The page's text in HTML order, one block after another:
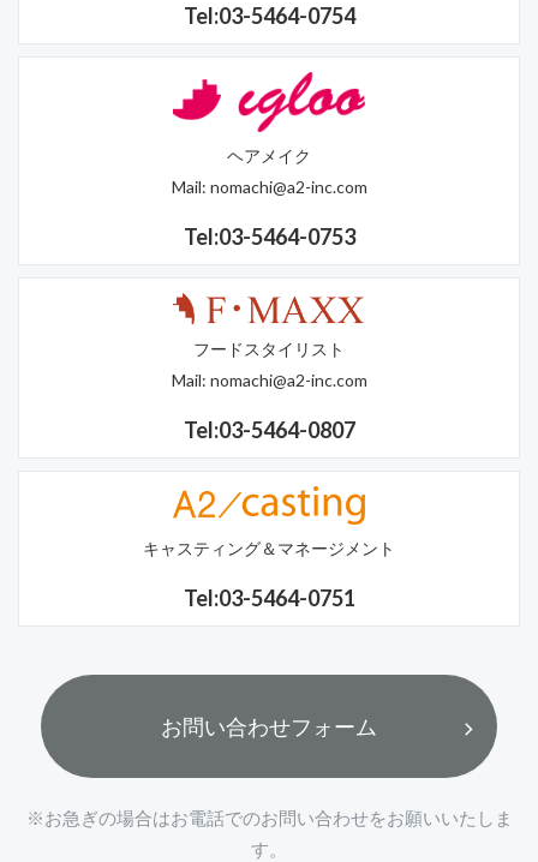
Tel:03-5464-0754
ヘアメイク
Mail: nomachi@a2-inc.com
Tel:03-5464-0753
フードスタイリスト
Mail: nomachi@a2-inc.com
Tel:03-5464-0807
キャスティング＆マネージメント
Tel:03-5464-0751
お問い合わせフォーム
※お急ぎの場合はお電話でのお問い合わせをお願いいたしま
す。